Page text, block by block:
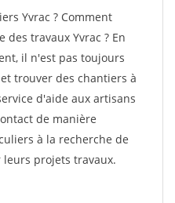
Yvrac ? Comment
travaux Yvrac ? En
il n'est pas toujours
trouver des chantiers à
d'aide aux artisans
de manière
à la recherche de
projets travaux.